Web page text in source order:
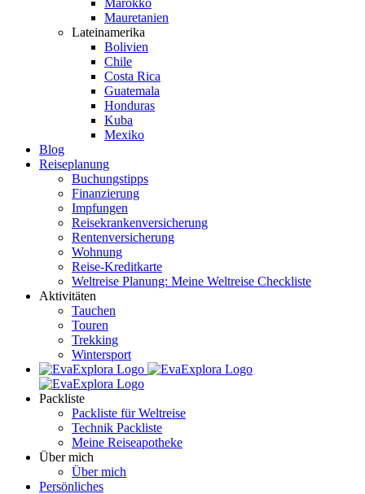
Marokko
Mauretanien
Lateinamerika
Bolivien
Chile
Costa Rica
Guatemala
Honduras
Kuba
Mexiko
Blog
Reiseplanung
Buchungstipps
Finanzierung
Impfungen
Reisekrankenversicherung
Rentenversicherung
Wohnung
Reise-Kreditkarte
Weltreise Planung: Meine Weltreise Checkliste
Aktivitäten
Tauchen
Touren
Trekking
Wintersport
Packliste
Packliste für Weltreise
Technik Packliste
Meine Reiseapotheke
Über mich
Über mich
Persönliches